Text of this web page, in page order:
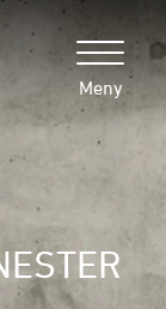
Meny